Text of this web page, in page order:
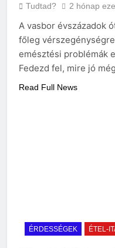
Tudtad? 2 hónap
A vasbor évszázadok
főleg
emésztési problémák
Fedezd fel, mire jó
Read Full News
ÉRDESSÉGEK ÉTEL-